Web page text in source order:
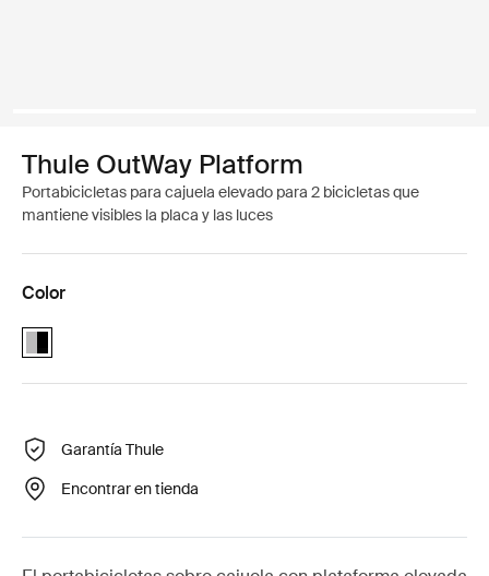
Thule OutWay Platform
Portabicicletas para cajuela elevado para 2 bicicletas que
mantiene visibles la placa y las luces
Color
Thule OutWay Platform 2 Aluminum/Black (selected)
Garantía Thule
Encontrar en tienda